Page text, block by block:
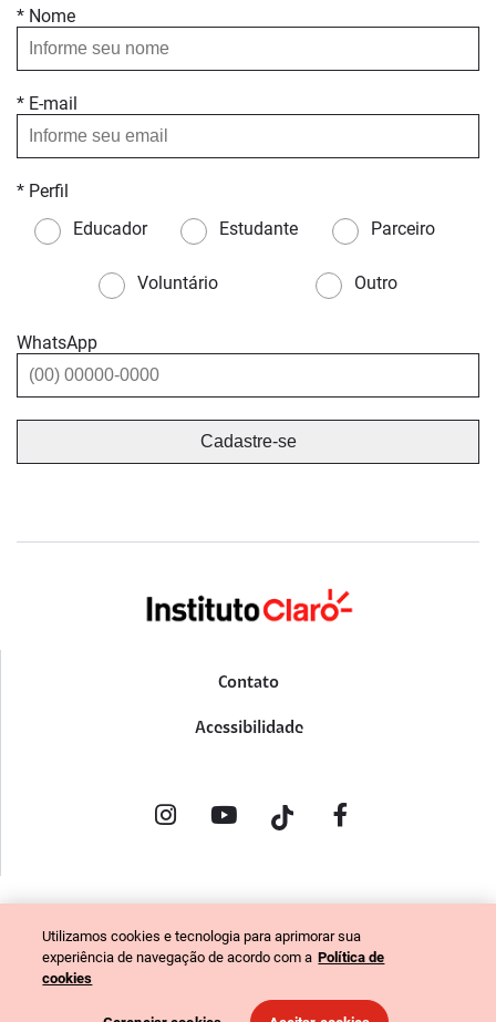
* Nome
* E-mail
* Perfil
Educador
Estudante Parceiro
Voluntário Outro
WhatsApp
Contato
Acessibilidade
PORTAL DE DENÚNCIAS
CÓDIGO DE ÉTICA (COLABORADORES)
Utilizamos cookies e tecnologia para aprimorar sua
experiência de navegação de acordo com a Política de
cookies